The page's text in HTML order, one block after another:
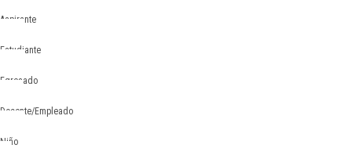
Aspirante
Estudiante
Egresado
Docente/Empleado
Niño